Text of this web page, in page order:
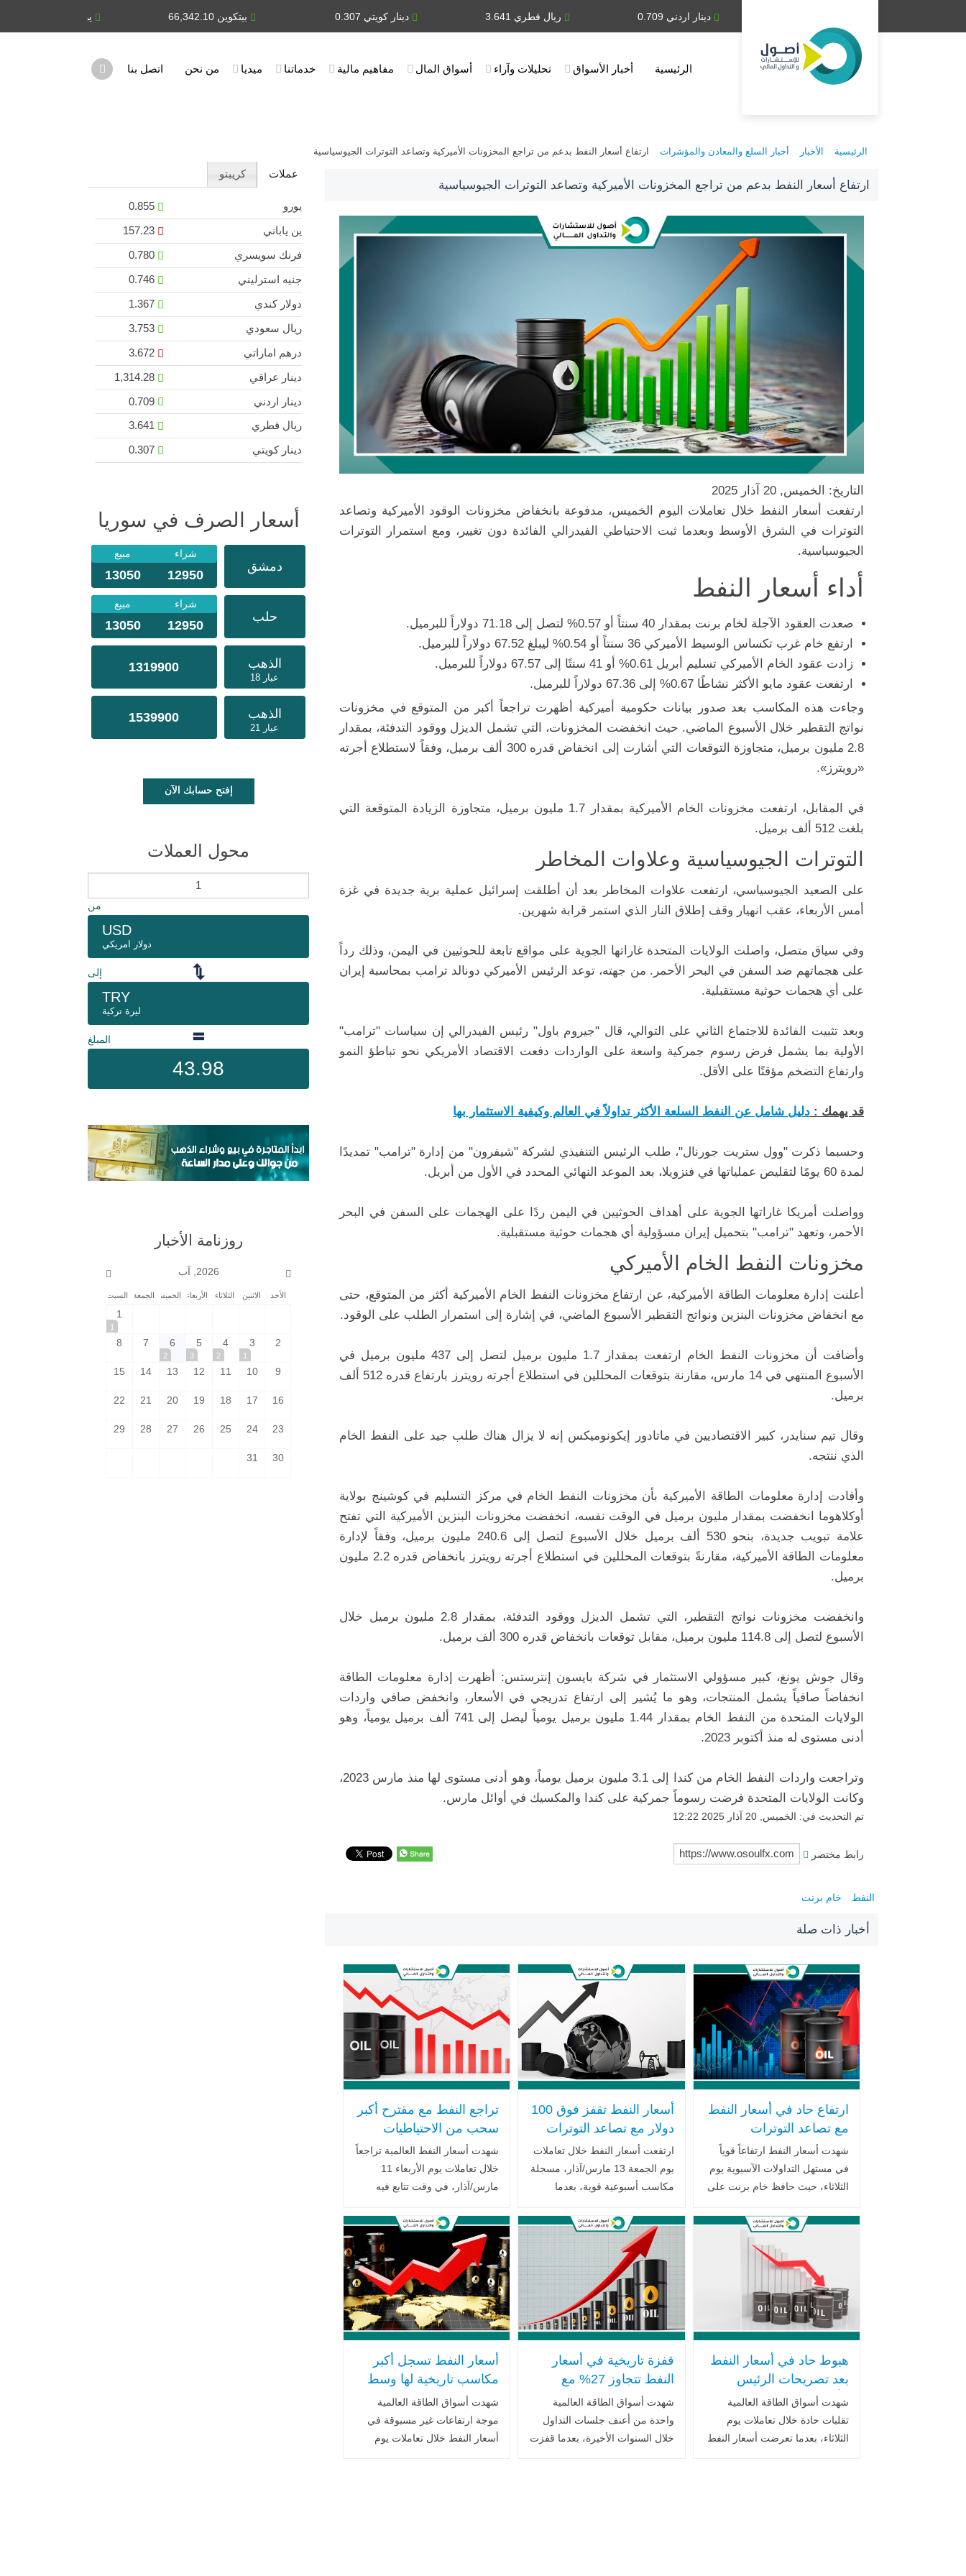
بيتكوين 66,342.10 دينار اردني 0.709 ريال قطري 3.641 دينار كويتي 0.307
الرئيسية أخبار الأسواق تحليلات وآراء أسواق المال مفاهيم مالية خدماتنا ميديا من نحن اتصل بنا
الرئيسية الأخبار أخبار السلع والمعادن والمؤشرات ارتفاع أسعار النفط بدعم من تراجع المخزونات الأميركية وتصاعد التوترات الجيوسياسية
ارتفاع أسعار النفط بدعم من تراجع المخزونات الأميركية وتصاعد التوترات الجيوسياسية
التاريخ: الخميس, 20 آذار 2025
ارتفعت أسعار النفط خلال تعاملات اليوم الخميس، مدفوعة بانخفاض مخزونات الوقود الأميركية وتصاعد
التوترات في الشرق الأوسط وبعدما ثبت الاحتياطي الفيدرالي الفائدة دون تغيير، ومع استمرار التوترات
الجيوسياسية.
أداء أسعار النفط
صعدت العقود الآجلة لخام برنت بمقدار 40 سنتاً أو 0.57% لتصل إلى 71.18 دولاراً للبرميل.
ارتفع خام غرب تكساس الوسيط الأميركي 36 سنتاً أو 0.54% ليبلغ 67.52 دولاراً للبرميل.
زادت عقود الخام الأميركي تسليم أبريل 0.61% أو 41 سنتًا إلى 67.57 دولاراً للبرميل.
ارتفعت عقود مايو الأكثر نشاطًا 0.67% إلى 67.36 دولاراً للبرميل.
وجاءت هذه المكاسب بعد صدور بيانات حكومية أميركية أظهرت تراجعاً أكبر من المتوقع في مخزونات
نواتج التقطير خلال الأسبوع الماضي. حيث انخفضت المخزونات، التي تشمل الديزل ووقود التدفئة، بمقدار
2.8 مليون برميل، متجاوزة التوقعات التي أشارت إلى انخفاض قدره 300 ألف برميل، وفقاً لاستطلاع أجرته
«رويترز».
في المقابل، ارتفعت مخزونات الخام الأميركية بمقدار 1.7 مليون برميل، متجاوزة الزيادة المتوقعة التي
بلغت 512 ألف برميل.
التوترات الجيوسياسية وعلاوات المخاطر
على الصعيد الجيوسياسي، ارتفعت علاوات المخاطر بعد أن أطلقت إسرائيل عملية برية جديدة في غزة
أمس الأربعاء، عقب انهيار وقف إطلاق النار الذي استمر قرابة شهرين.
وفي سياق متصل، واصلت الولايات المتحدة غاراتها الجوية على مواقع تابعة للحوثيين في اليمن، وذلك رداً
على هجماتهم ضد السفن في البحر الأحمر. من جهته، توعد الرئيس الأميركي دونالد ترامب بمحاسبة إيران
على أي هجمات حوثية مستقبلية.
وبعد تثبيت الفائدة للاجتماع الثاني على التوالي، قال "جيروم باول" رئيس الفيدرالي إن سياسات "ترامب"
الأولية بما يشمل فرض رسوم جمركية واسعة على الواردات دفعت الاقتصاد الأمريكي نحو تباطؤ النمو
وارتفاع التضخم مؤقتًا على الأقل.
قد يهمك : دليل شامل عن النفط السلعة الأكثر تداولاً في العالم وكيفية الاستثمار بها
وحسبما ذكرت "وول ستريت جورنال"، طلب الرئيس التنفيذي لشركة "شيفرون" من إدارة "ترامب" تمديدًا
لمدة 60 يومًا لتقليص عملياتها في فنزويلا، بعد الموعد النهائي المحدد في الأول من أبريل.
وواصلت أمريكا غاراتها الجوية على أهداف الحوثيين في اليمن ردًا على الهجمات على السفن في البحر
الأحمر، وتعهد "ترامب" بتحميل إيران مسؤولية أي هجمات حوثية مستقبلية.
مخزونات النفط الخام الأميركي
أعلنت إدارة معلومات الطاقة الأميركية، عن ارتفاع مخزونات النفط الخام الأميركية أكثر من المتوقع، حتى
مع انخفاض مخزونات البنزين ونواتج التقطير الأسبوع الماضي، في إشارة إلى استمرار الطلب على الوقود.
وأضافت أن مخزونات النفط الخام ارتفعت بمقدار 1.7 مليون برميل لتصل إلى 437 مليون برميل في
الأسبوع المنتهي في 14 مارس، مقارنة بتوقعات المحللين في استطلاع أجرته رويترز بارتفاع قدره 512 ألف
برميل.
وقال تيم سنايدر، كبير الاقتصاديين في ماتادور إيكونوميكس إنه لا يزال هناك طلب جيد على النفط الخام
الذي ننتجه.
وأفادت إدارة معلومات الطاقة الأميركية بأن مخزونات النفط الخام في مركز التسليم في كوشينج بولاية
أوكلاهوما انخفضت بمقدار مليون برميل في الوقت نفسه، انخفضت مخزونات البنزين الأميركية التي تفتح
علامة تبويب جديدة، بنحو 530 ألف برميل خلال الأسبوع لتصل إلى 240.6 مليون برميل، وفقاً لإدارة
معلومات الطاقة الأميركية، مقارنةً بتوقعات المحللين في استطلاع أجرته رويترز بانخفاض قدره 2.2 مليون
برميل.
وانخفضت مخزونات نواتج التقطير، التي تشمل الديزل ووقود التدفئة، بمقدار 2.8 مليون برميل خلال
الأسبوع لتصل إلى 114.8 مليون برميل، مقابل توقعات بانخفاض قدره 300 ألف برميل.
وقال جوش يونغ، كبير مسؤولي الاستثمار في شركة بايسون إنترستس: أظهرت إدارة معلومات الطاقة
انخفاضاً صافياً يشمل المنتجات، وهو ما يُشير إلى ارتفاع تدريجي في الأسعار، وانخفض صافي واردات
الولايات المتحدة من النفط الخام بمقدار 1.44 مليون برميل يومياً ليصل إلى 741 ألف برميل يومياً، وهو
أدنى مستوى له منذ أكتوبر 2023.
وتراجعت واردات النفط الخام من كندا إلى 3.1 مليون برميل يومياً، وهو أدنى مستوى لها منذ مارس 2023،
وكانت الولايات المتحدة فرضت رسوماً جمركية على كندا والمكسيك في أوائل مارس.
تم التحديث في: الخميس, 20 آذار 2025 12:22
رابط مختصر
النفط خام برنت
أخبار ذات صلة
ارتفاع حاد في أسعار النفط
مع تصاعد التوترات
الجيوسياسية وتعطل
الإمدادات العالمية
شهدت أسعار النفط ارتفاعاً قوياً
في مستهل التداولات الآسيوية يوم
الثلاثاء، حيث حافظ خام برنت على
للبرميل، في ظل استمرار
المخاوف المرتبطة باضطرابات
الإمدادات الناتجة
أسعار النفط تقفز فوق 100
دولار مع تصاعد التوترات
الجيوسياسية في الشرق
الأوسط
ارتفعت أسعار النفط خلال تعاملات
يوم الجمعة 13 مارس/آذار، مسجلة
مكاسب أسبوعية قوية، بعدما
الإمدادات العالمية على الجهود التي
تبذلها الحكومات والمؤسسات
الدولية .. اقرأ المزيد
تراجع النفط مع مقترح أكبر
سحب من الاحتياطيات
الاستراتيجية وارتفاع البنزين
في أميركا
شهدت أسعار النفط العالمية تراجعاً
خلال تعاملات يوم الأربعاء 11
مارس/آذار، في وقت تتابع فيه
الجيوسياسية في الشرق الأوسط،
وذلك عقب تقارير إعلامية .. اقرأ
المزيد
هبوط حاد في أسعار النفط
بعد تصريحات الرئيس
الأمريكي ترامب بقرب
انتهاء الحرب مع إيران
شهدت أسواق الطاقة العالمية
تقلبات حادة خلال تعاملات يوم
الثلاثاء، بعدما تعرضت أسعار النفط
قفزة تاريخية في أسعار
النفط تتجاوز 27% مع
تصاعد مخاوف الإمدادات
العالمية
شهدت أسواق الطاقة العالمية
واحدة من أعنف جلسات التداول
خلال السنوات الأخيرة، بعدما قفزت
أسعار النفط تسجل أكبر
مكاسب تاريخية لها وسط
مخاوف اضطراب الإمدادات
العالمية
شهدت أسواق الطاقة العالمية
موجة ارتفاعات غير مسبوقة في
أسعار النفط خلال تعاملات يوم
عملات كريبتو
يورو
ين ياباني
فرنك سويسري
جنيه استرليني
دولار كندي
ريال سعودي
درهم اماراتي
دينار عراقي
دينار اردني
ريال قطري
دينار كويتي
أسعار الصرف في سوريا
دمشق
شراء مبيع
12950
13050
حلب
شراء مبيع
12950
13050
الذهب
عيار 18
1319900
الذهب
عيار 21
1539900
إفتح حسابك الآن
محول العملات
من
USD
دولار امريكي
إلى
TRY
ليرة تركية
المبلغ
43.98
روزنامة الأخبار
2026, آب
الأحد الاثنين الثلاثاء الأربعاء الخميس الجمعة السبت
1
1
2
3
1
4
2
5
3
6
2
7
8
9
10
11
12
13
14
15
16
17
18
19
20
21
22
23
24
25
26
27
28
29
30
31